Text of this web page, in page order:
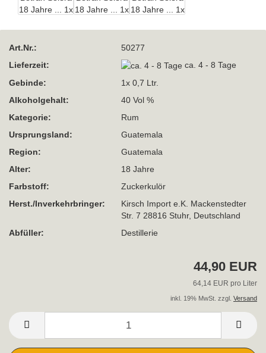
Art.Nr.:
50277
Lieferzeit:
ca. 4 - 8 Tage
Gebinde:
1x 0,7 Ltr.
Alkoholgehalt:
40 Vol %
Kategorie:
Rum
Ursprungsland:
Guatemala
Region:
Guatemala
Alter:
18 Jahre
Farbstoff:
Zuckerkulör
Herst./Inverkehrbringer:
Kirsch Import e.K. Mackenstedter
Str. 7 28816 Stuhr, Deutschland
Abfüller:
Destillerie
44,90 EUR
64,14 EUR pro Liter
inkl. 19% MwSt. zzgl. Versand